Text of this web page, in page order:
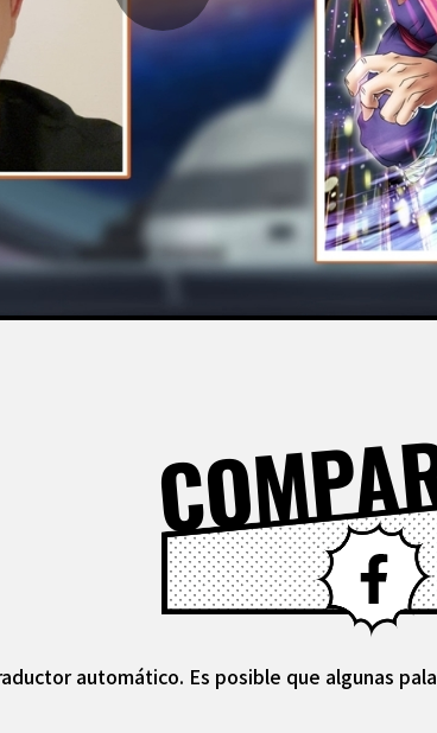
automático. Es posible que algunas